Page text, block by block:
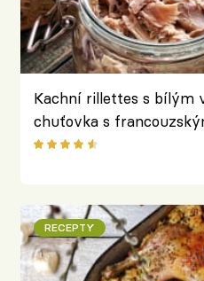
Kachní rillettes s bílým
chuťovka s
RECEPTY